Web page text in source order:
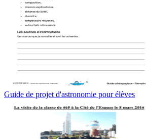
Guide de projet d'astronomie pour élèves